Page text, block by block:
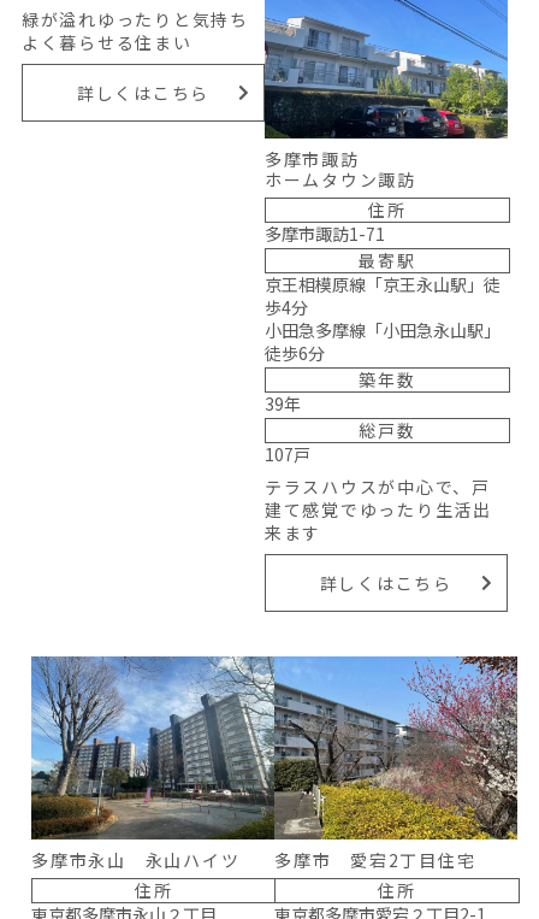
緑が溢れゆったりと気持ち
よく暮らせる住まい
詳しくはこちら
多摩市諏訪
ホームタウン諏訪
住所
多摩市諏訪1-71
最寄駅
京王相模原線「京王永山駅」徒
歩4分
小田急多摩線「小田急永山駅」
徒歩6分
築年数
39年
総戸数
107戸
テラスハウスが中心で、戸
建て感覚でゆったり生活出
来ます
詳しくはこちら
多摩市永山 永山ハイツ
住所
東京都多摩市永山２丁目
多摩市 愛宕2丁目住宅
住所
東京都多摩市愛宕２丁目2-1